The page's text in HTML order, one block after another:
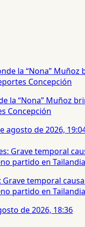
la “Nona” Muñoz
Concepción
agosto de 2026,
Grave temporal
partido en Tailandia
de 2026, 18:36